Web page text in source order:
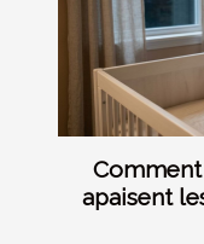
apaisent